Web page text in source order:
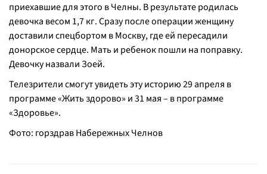
приехавшие для этого в Челны. В результате родилась
девочка весом 1,7 кг. Сразу после операции женщину
доставили спецбортом в Москву, где ей пересадили
донорское сердце. Мать и ребенок пошли на поправку.
Девочку назвали Зоей.
Телезрители смогут увидеть эту историю 29 апреля в
программе «Жить здорово» и 31 мая – в программе
«Здоровье».
Фото: горздрав Набережных Челнов